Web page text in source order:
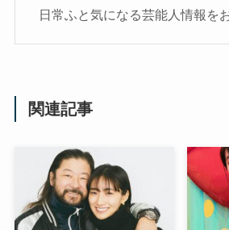
日常ふと気になる芸能人情報を
関連記事